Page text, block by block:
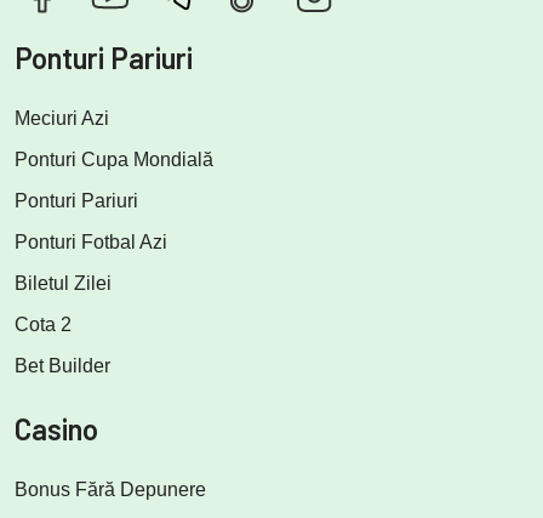
Ponturi Pariuri
Meciuri Azi
Ponturi Cupa Mondială
Ponturi Pariuri
Ponturi Fotbal Azi
Biletul Zilei
Cota 2
Bet Builder
Casino
Bonus Fără Depunere